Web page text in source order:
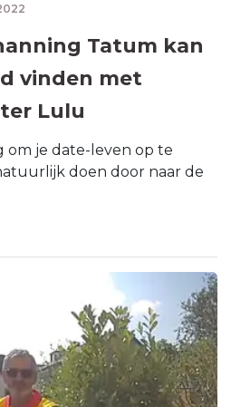
Tatum kan
vinden met
Lulu
om je date-leven op te
doen door naar de